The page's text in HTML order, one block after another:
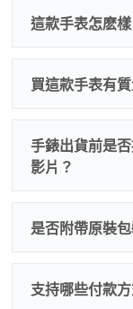
這款手表怎麽樣
買這款手表有
為事故，免費
手錶出貨前是
影片？
質檢查
是否附帶原裝
我們默認
以找我們搭
支持哪些付款